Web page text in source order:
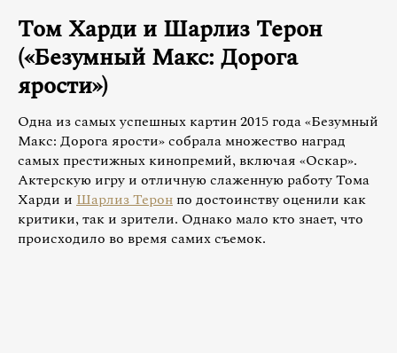
Том Харди и Шарлиз Терон
(«Безумный Макс: Дорога
ярости»)
Одна из самых успешных картин 2015 года «Безумный
Макс: Дорога ярости» собрала множество наград
самых престижных кинопремий, включая «Оскар».
Актерскую игру и отличную слаженную работу Тома
Харди и Шарлиз Терон по достоинству оценили как
критики, так и зрители. Однако мало кто знает, что
происходило во время самих съемок.